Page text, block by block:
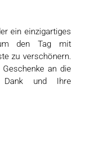
ein einzigartiges
um den Tag mit
zu verschönern.
an die
und Ihre